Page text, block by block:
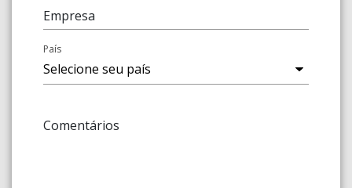
Empresa
País
Comentários